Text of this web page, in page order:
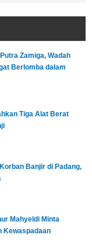
Zamiga, Wadah
Berlomba dalam
Tiga Alat Berat
Banjir di Padang,
Mahyeldi Minta
Kewaspadaan